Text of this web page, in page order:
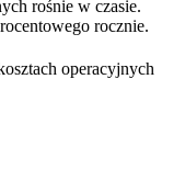
rośnie w czasie.
rocznie.
operacyjnych